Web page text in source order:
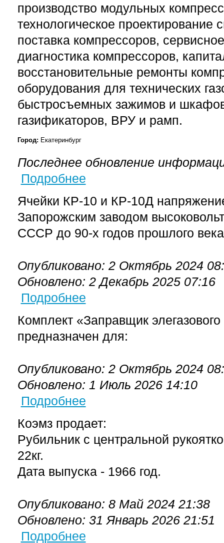
производство модульных
технологическое проектирование
поставка компрессоров,
диагностика компрессоров,
восстановительные ремонты
оборудования для технических
быстросъемных зажимов и
газификаторов, ВРУ и рамп.
Город: Екатеринбург
Последнее обновление
Подробнее
Ячейки КР-10 и КР-10Д
Запорожским заводом
СССР до 90-х годов прошлого века
Опубликовано: 2 Октябрь 2024
Обновлено: 2 Декабрь 2025 07:16
Подробнее
Комплект «Заправщик
предназначен для:
Опубликовано: 2 Октябрь 2024
Обновлено: 1 Июль 2026 14:10
Подробнее
Коэмз продает:
Рубильник с центральной
22кг.
Дата выпуска - 1966 год.
Опубликовано: 8 Май 2024 21:38
Обновлено: 31 Январь 2026 21:51
Подробнее